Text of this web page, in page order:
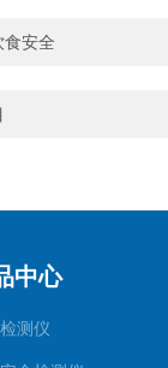
食安全
中心
测仪